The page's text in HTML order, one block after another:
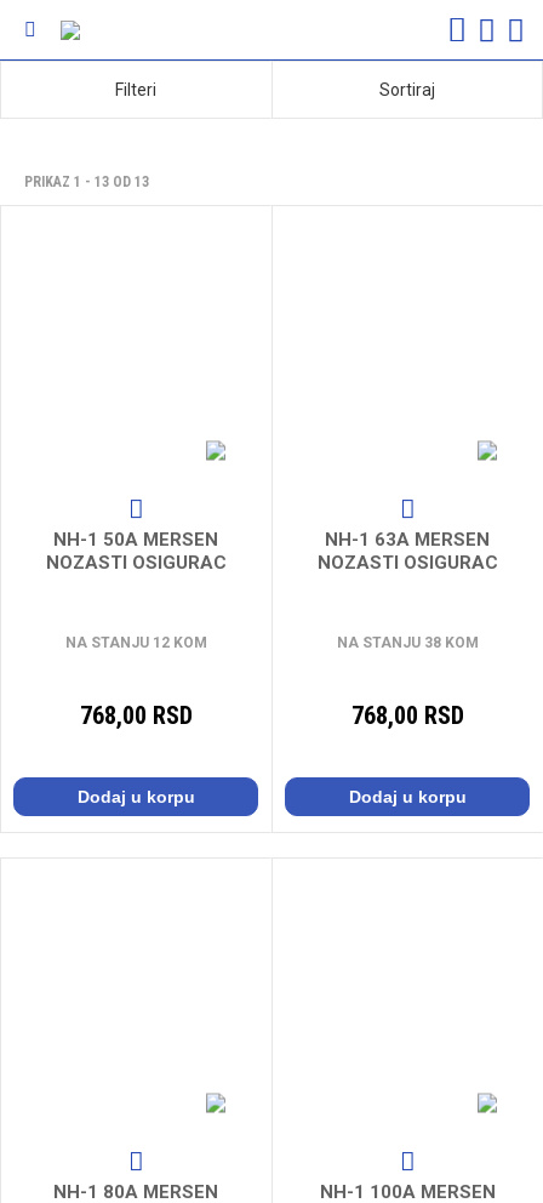
Filteri Sortiraj
PRIKAZ 1 - 13 OD 13
NH-1 50A MERSEN
NOZASTI OSIGURAC
NA STANJU 12 KOM
768,00 RSD
Dodaj u korpu
NH-1 63A MERSEN
NOZASTI OSIGURAC
NA STANJU 38 KOM
768,00 RSD
Dodaj u korpu
NH-1 80A MERSEN
NH-1 100A MERSEN